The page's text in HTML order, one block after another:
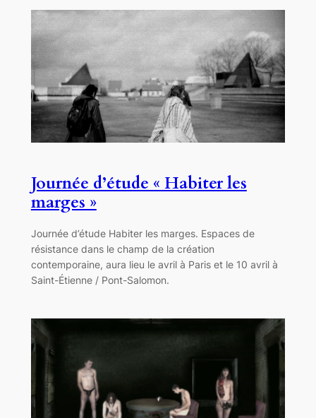
Journée d’étude « Habiter les
marges »
Journée d’étude Habiter les marges. Espaces de
résistance dans le champ de la création
contemporaine, aura lieu le avril à Paris et le 10 avril à
Saint-Étienne / Pont-Salomon.